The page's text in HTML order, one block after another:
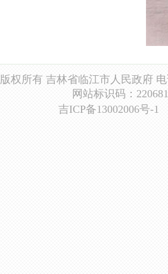
版权所有 吉林省临江市人民政府 电
网站标识码：
吉ICP备13002006号-1